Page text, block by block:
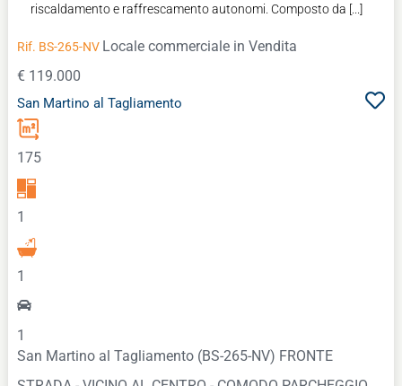
riscaldamento e raffrescamento autonomi. Composto da [...]
Rif. BS-265-NV Locale commerciale in Vendita
€ 119.000
San Martino al Tagliamento
175
1
1
1
San Martino al Tagliamento (BS-265-NV) FRONTE